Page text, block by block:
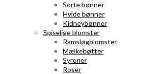
Sorte bønner
Hvide bønner
Kidneybønner
Spiselige blomster
Ramsløgblomster
Mælkebøtter
Syrener
Roser